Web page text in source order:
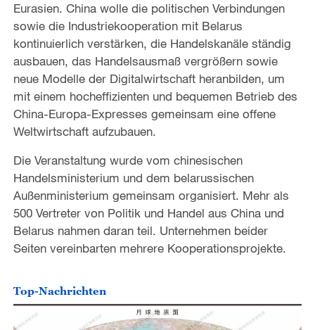
Eurasien. China wolle die politischen Verbindungen
sowie die Industriekooperation mit Belarus
kontinuierlich verstärken, die Handelskanäle ständig
ausbauen, das Handelsausmaß vergrößern sowie
neue Modelle der Digitalwirtschaft heranbilden, um
mit einem hocheffizienten und bequemen Betrieb des
China-Europa-Expresses gemeinsam eine offene
Weltwirtschaft aufzubauen.
Die Veranstaltung wurde vom chinesischen
Handelsministerium und dem belarussischen
Außenministerium gemeinsam organisiert. Mehr als
500 Vertreter von Politik und Handel aus China und
Belarus nahmen daran teil. Unternehmen beider
Seiten vereinbarten mehrere Kooperationsprojekte.
Top-Nachrichten